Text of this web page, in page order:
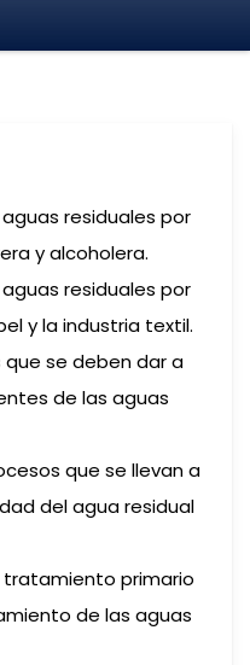
residuales por
y alcoholera.
residuales por
y la industria textil.
se deben dar a
de las aguas
que se llevan a
del agua residual
tratamiento primario
de las aguas